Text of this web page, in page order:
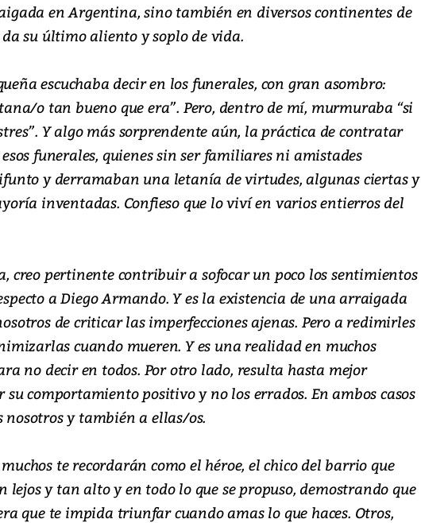
en Argentina, sino también en diversos continentes de
su último aliento y soplo de vida.
escuchaba decir en los funerales, con gran asombro:
o tan bueno que era”. Pero, dentro de mí, murmuraba “si
Y algo más sorprendente aún, la práctica de contratar
funerales, quienes sin ser familiares ni amistades
y derramaban una letanía de virtudes, algunas ciertas y
inventadas. Confieso que lo viví en varios entierros del
creo pertinente contribuir a sofocar un poco los sentimientos
a Diego Armando. Y es la existencia de una arraigada
de criticar las imperfecciones ajenas. Pero a redimirles
cuando mueren. Y es una realidad en muchos
no decir en todos. Por otro lado, resulta hasta mejor
su comportamiento positivo y no los errados. En ambos casos
nosotros y también a ellas/os.
te recordarán como el héroe, el chico del barrio que
lejos y tan alto y en todo lo que se propuso, demostrando que
que te impida triunfar cuando amas lo que haces. Otros,